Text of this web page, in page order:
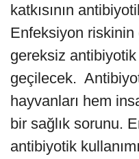
katkısının
Enfeksiyon
gereksiz antibiyotik
geçilecek.
hayvanları hem
bir sağlık sorunu.
antibiyotik